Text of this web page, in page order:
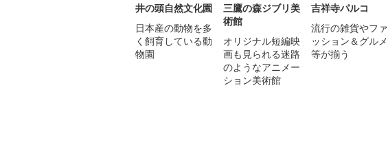
井の頭自然文化園
日本産の動物を多
く飼育している動
物園
三鷹の森ジブリ美
術館
オリジナル短編映
画も見られる迷路
のようなアニメー
ション美術館
吉祥寺パルコ
流行の雑貨やファ
ッション＆グルメ
等が揃う